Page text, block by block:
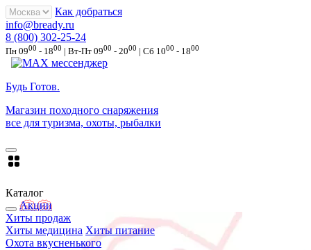
Как добраться
info@bready.ru
8 (800) 302-25-24
Пн 0900 - 1800 | Вт-Пт 0900 - 2000 | Сб 1000 - 1800
Будь Готов.
Магазин походного снаряжения
все для туризма, охоты, рыбалки
Каталог
Акции
Хиты продаж
Хиты медицина Хиты питание
Охота вкусненького